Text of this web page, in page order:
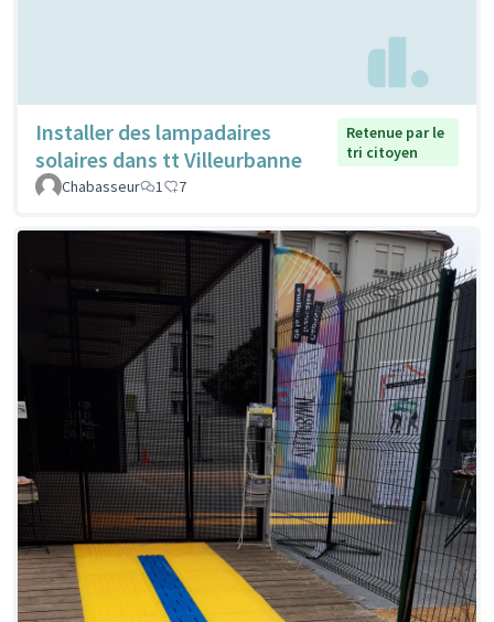
Installer des lampadaires
solaires dans tt Villeurbanne
Retenue par le
tri citoyen
Chabasseur
1 7